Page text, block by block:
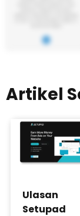
Artikel
Ulasan
Setupad